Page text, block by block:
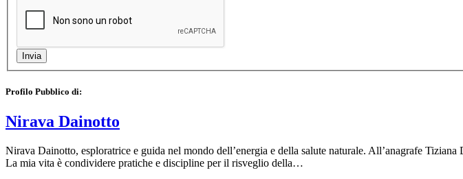
Profilo Pubblico di:
Nirava Dainotto
Nirava Dainotto, esploratrice e guida nel mondo dell’energia e della salute naturale. All’anagrafe
La mia vita è condividere pratiche e discipline per il risveglio della…